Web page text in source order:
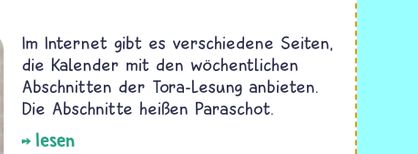
Im Internet gibt es verschiedene Seiten,
die Kalender mit den wöchentlichen
Abschnitten der Tora-Lesung anbieten.
Die Abschnitte heißen Paraschot.
lesen